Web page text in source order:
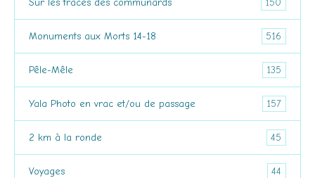
Sur les traces des communards
Monuments aux Morts 14-18 516
Pêle-Mêle 135
Yala Photo en vrac et/ou de passage 157
2 km à la ronde 45
Voyages 44